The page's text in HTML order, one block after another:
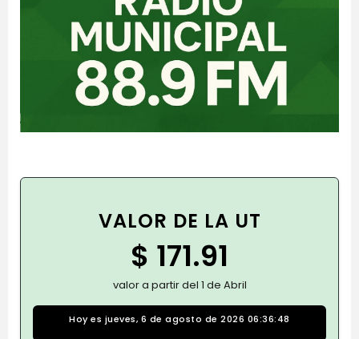
VALOR DE LA UT
$ 171.91
valor a partir del 1 de Abril
Hoy es jueves, 6 de agosto de 2026 06:36:50